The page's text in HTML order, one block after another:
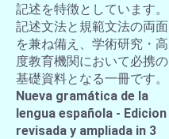
記述を特徴としています。
記述文法と規範文法の両面
を兼ね備え、学術研究・高
度教育機関において必携の
基礎資料となる一冊です。
Nueva gramática de la
lengua española - Edicion
revisada y ampliada in 3